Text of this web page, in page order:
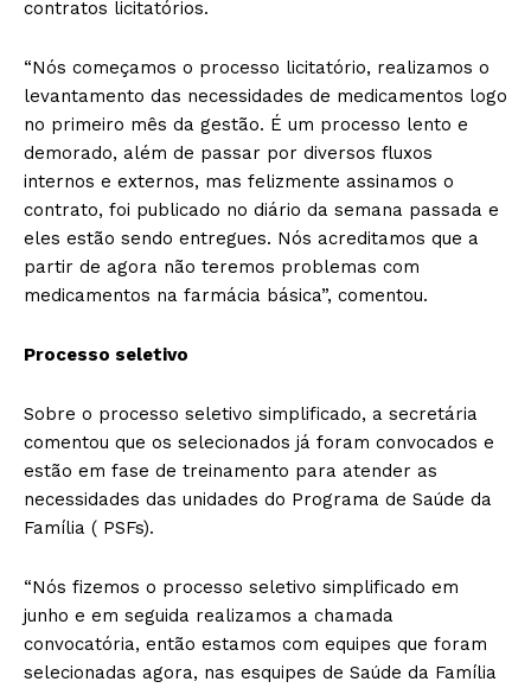
contratos licitatórios.
“Nós começamos o processo licitatório, realizamos o
levantamento das necessidades de medicamentos logo
no primeiro mês da gestão. É um processo lento e
demorado, além de passar por diversos fluxos
internos e externos, mas felizmente assinamos o
contrato, foi publicado no diário da semana passada e
eles estão sendo entregues. Nós acreditamos que a
partir de agora não teremos problemas com
medicamentos na farmácia básica”, comentou.
Processo seletivo
Sobre o processo seletivo simplificado, a secretária
comentou que os selecionados já foram convocados e
estão em fase de treinamento para atender as
necessidades das unidades do Programa de Saúde da
Família ( PSFs).
“Nós fizemos o processo seletivo simplificado em
junho e em seguida realizamos a chamada
convocatória, então estamos com equipes que foram
selecionadas agora, nas esquipes de Saúde da Família